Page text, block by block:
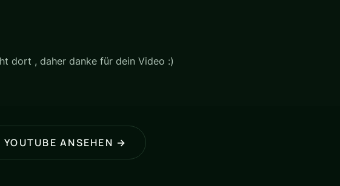
dort , daher danke für dein Video :)
ANSEHEN →